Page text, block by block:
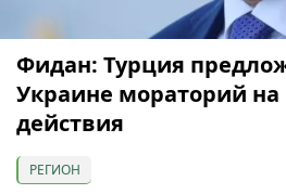
Фидан: Турция
Украине мораторий
действия
РЕГИОН